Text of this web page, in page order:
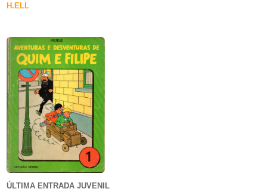
H.ELL
ÚLTIMA ENTRADA JUVENIL